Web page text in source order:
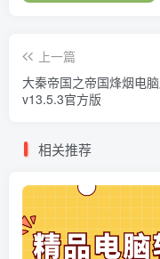
上一篇
大秦帝国之帝国烽烟电
v13.5.3官方版
相关推荐